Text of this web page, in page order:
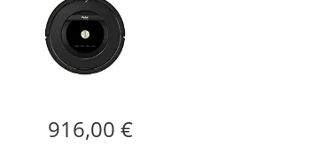
916,00 €